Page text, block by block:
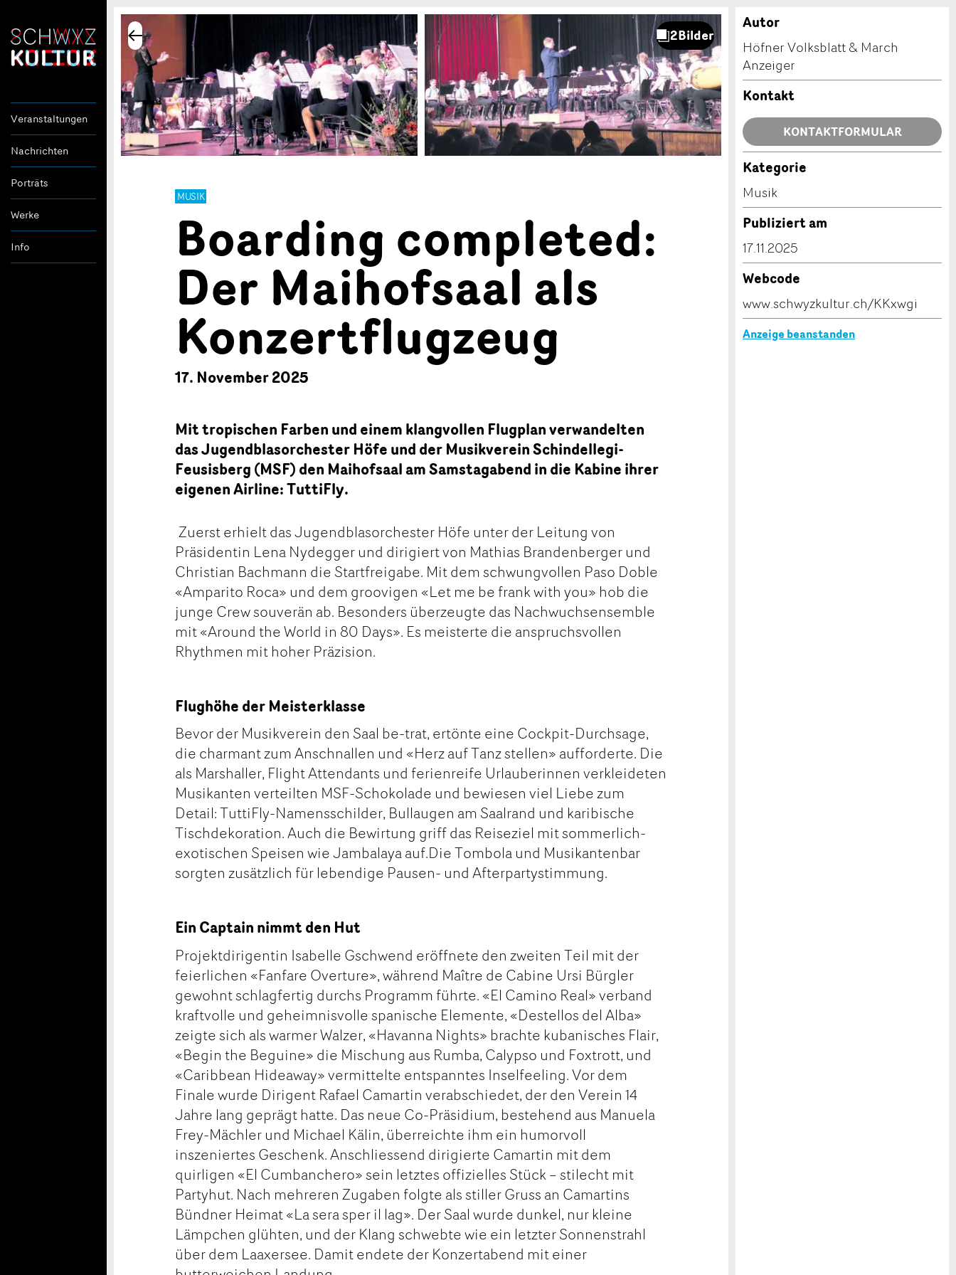
Veranstaltungen
Nachrichten
Porträts
Werke
Info
MUSIK
Boarding completed:
Der Maihofsaal als
Konzertflugzeug
17. November 2025
Mit tropischen Farben und einem klangvollen Flugplan verwandelten
das Jugendblasorchester Höfe und der Musikverein Schindellegi-
Feusisberg (MSF) den Maihofsaal am Samstagabend in die Kabine ihrer
eigenen Airline: TuttiFly.
Zuerst erhielt das Jugendblasorchester Höfe unter der Leitung von
Präsidentin Lena Nydegger und dirigiert von Mathias Brandenberger und
Christian Bachmann die Startfreigabe. Mit dem schwungvollen Paso Doble
«Amparito Roca» und dem groovigen «Let me be frank with you» hob die
junge Crew souverän ab. Besonders überzeugte das Nachwuchsensemble
mit «Around the World in 80 Days». Es meisterte die anspruchsvollen
Rhythmen mit hoher Präzision.
Flughöhe der Meisterklasse
Bevor der Musikverein den Saal be-trat, ertönte eine Cockpit-Durchsage,
die charmant zum Anschnallen und «Herz auf Tanz stellen» aufforderte. Die
als Marshaller, Flight Attendants und ferienreife Urlauberinnen verkleideten
Musikanten verteilten MSF-Schokolade und bewiesen viel Liebe zum
Detail: TuttiFly-Namensschilder, Bullaugen am Saalrand und karibische
Tischdekoration. Auch die Bewirtung griff das Reiseziel mit sommerlich-
exotischen Speisen wie Jambalaya auf.Die Tombola und Musikantenbar
sorgten zusätzlich für lebendige Pausen- und Afterpartystimmung.
Ein Captain nimmt den Hut
Projektdirigentin Isabelle Gschwend eröffnete den zweiten Teil mit der
feierlichen «Fanfare Overture», während Maître de Cabine Ursi Bürgler
gewohnt schlagfertig durchs Programm führte. «El Camino Real» verband
kraftvolle und geheimnisvolle spanische Elemente, «Destellos del Alba»
zeigte sich als warmer Walzer, «Havanna Nights» brachte kubanisches Flair,
«Begin the Beguine» die Mischung aus Rumba, Calypso und Foxtrott, und
«Caribbean Hideaway» vermittelte entspanntes Inselfeeling. Vor dem
Finale wurde Dirigent Rafael Camartin verabschiedet, der den Verein 14
Jahre lang geprägt hatte. Das neue Co-Präsidium, bestehend aus Manuela
Frey-Mächler und Michael Kälin, überreichte ihm ein humorvoll
inszeniertes Geschenk. Anschliessend dirigierte Camartin mit dem
quirligen «El Cumbanchero» sein letztes offizielles Stück – stilecht mit
Partyhut. Nach mehreren Zugaben folgte als stiller Gruss an Camartins
Bündner Heimat «La sera sper il lag». Der Saal wurde dunkel, nur kleine
Lämpchen glühten, und der Klang schwebte wie ein letzter Sonnenstrahl
über dem Laaxersee. Damit endete der Konzertabend mit einer
Autor
Höfner Volksblatt & March
Anzeiger
Kontakt
KONTAKTFORMULAR
Kategorie
Musik
Publiziert am
17.11.2025
Webcode
www.schwyzkultur.ch/KKxwgi
Anzeige beanstanden